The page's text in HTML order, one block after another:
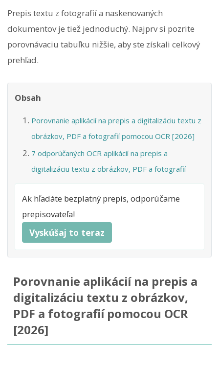
Prepis textu z fotografií a naskenovaných
dokumentov je tiež jednoduchý. Najprv si pozrite
porovnávaciu tabuľku nižšie, aby ste získali celkový
prehľad.
Obsah
Porovnanie aplikácií na prepis a digitalizáciu textu z
obrázkov, PDF a fotografií pomocou OCR [2026]
7 odporúčaných OCR aplikácií na prepis a
digitalizáciu textu z obrázkov, PDF a fotografií
Ak hľadáte bezplatný prepis, odporúčame
prepisovateľa!
Vyskúšaj to teraz
Porovnanie aplikácií na prepis a
digitalizáciu textu z obrázkov,
PDF a fotografií pomocou OCR
[2026]